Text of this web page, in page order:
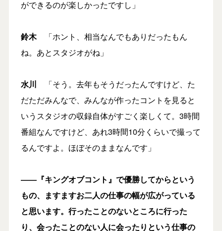
ができるのが楽しかったですし」
鈴木「ホント、相当なんでもありだったもん
ね。あとスタジオがね」
水川 「そう。去年もそうだったんですけど、た
だただみんなで、みんなが作ったコントを見ると
いうスタジオの収録自体がすごく楽しくて。3時間
番組なんですけど、あれ3時間10分くらいで撮って
るんですよ。ほぼそのままなんです」
――『キングオブコント』で優勝してからという
もの、ますますお二人の仕事の幅が広がっている
と思います。行ったことのないところに行った
り、会ったことのない人に会ったりという仕事の